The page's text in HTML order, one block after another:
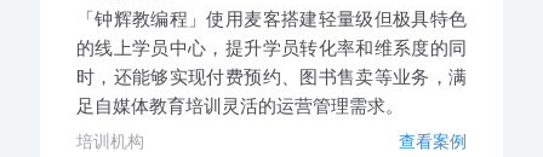
「钟辉教编程」使用麦客搭建轻量级但极具特色
的线上学员中心，提升学员转化率和维系度的同
时，还能够实现付费预约、图书售卖等业务，满
足自媒体教育培训灵活的运营管理需求。
培训机构 查看案例